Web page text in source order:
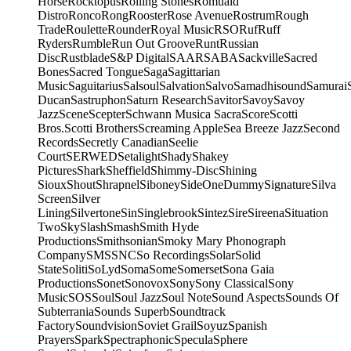
DistroRoncoRongRoosterRose AvenueRostrumRough
TradeRouletteRounderRoyal MusicRSORufRuff
RydersRumbleRun Out GrooveRuntRussian
DiscRustbladeS&P DigitalSAARSABASackvilleSacred
BonesSacred TongueSagaSagittarian
MusicSaguitariusSalsoulSalvationSalvoSamadhisoundSamurai
DucanSastruphonSaturn ResearchSavitorSavoySavoy
JazzSceneScepterSchwann Musica SacraScoreScotti
Bros.Scotti BrothersScreaming AppleSea Breeze JazzSecond
RecordsSecretly CanadianSeelie
CourtSERWEDSetalightShadyShakey
PicturesSharkSheffieldShimmy-DiscShining
SiouxShoutShrapnelSiboneySideOneDummySignatureSilva
ScreenSilver
LiningSilvertoneSinSinglebrookSintezSireSireenaSituation
TwoSkySlashSmashSmith Hyde
ProductionsSmithsonianSmoky Mary Phonograph
CompanySMSSNCSo RecordingsSolarSolid
StateSolitiSoLydSomaSomeSomersetSona Gaia
ProductionsSonetSonovoxSonySony ClassicalSony
MusicSOSSoulSoul JazzSoul NoteSound AspectsSounds Of
SubterraniaSounds SuperbSoundtrack
FactorySoundvisionSoviet GrailSoyuzSpanish
PrayersSparkSpectraphonicSpeculaSphere